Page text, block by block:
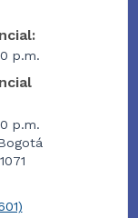
p.m.
p.m.